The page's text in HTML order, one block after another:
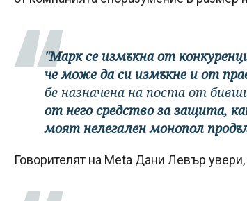
"Марк се измъкна от
че може да си измъкне и от
бе назначена на поста от
от него средство за защита,
моят нелегален монопол
Говорителят на Meta Дани Левър